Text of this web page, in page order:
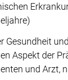
Gesundheit
Aspekt der
und Arzt,